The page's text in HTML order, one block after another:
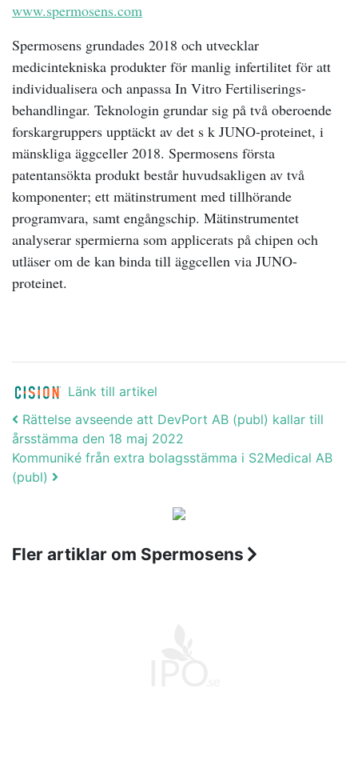
www.spermosens.com
Spermosens grundades 2018 och utvecklar
medicintekniska produkter för manlig infertilitet för att
individualisera och anpassa In Vitro Fertiliserings-
behandlingar. Teknologin grundar sig på två oberoende
forskargruppers upptäckt av det s k JUNO-proteinet, i
mänskliga äggceller 2018. Spermosens första
patentansökta produkt består huvudsakligen av två
komponenter; ett mätinstrument med tillhörande
programvara, samt engångschip. Mätinstrumentet
analyserar spermierna som applicerats på chipen och
utläser om de kan binda till äggcellen via JUNO-
proteinet.
Länk till artikel
Post navigation
Rättelse avseende att DevPort AB (publ) kallar till
årsstämma den 18 maj 2022
Kommuniké från extra bolagsstämma i S2Medical AB
(publ)
Fler artiklar om Spermosens